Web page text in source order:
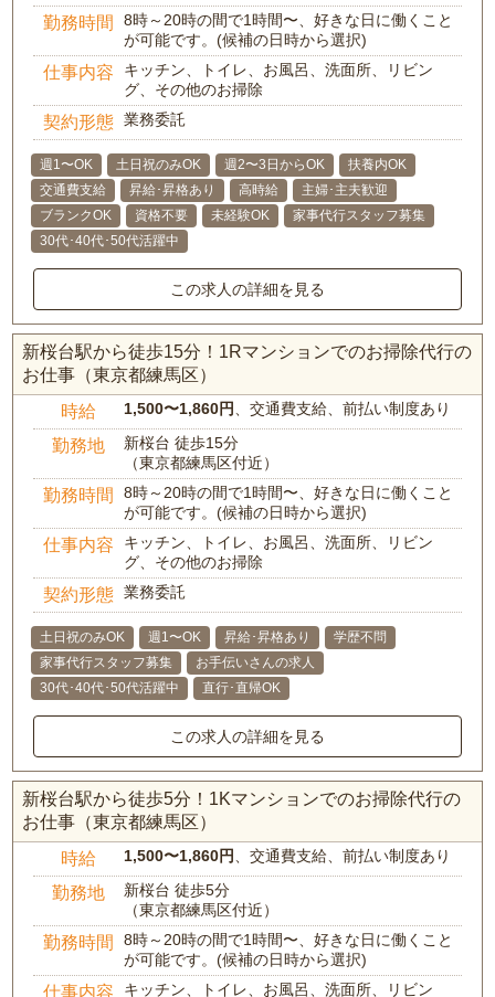
勤務時間
8時～20時の間で1時間〜、好きな日に働くこと
が可能です。(候補の日時から選択)
仕事内容
キッチン、トイレ、お風呂、洗面所、リビン
グ、その他のお掃除
契約形態 業務委託
週1〜OK 土日祝のみOK 週2〜3日からOK
扶養内OK
交通費支給
昇給･昇格あり 高時給
主婦･主夫歓迎
ブランクOK
資格不要 未経験OK
家事代行スタッフ募集
30代･40代･50代活躍中
この求人の詳細を見る
新桜台駅から徒歩15分！1Rマンションでのお掃除代行の
お仕事（東京都練馬区）
時給 1,500〜1,860円 、交通費支給、前払い制度あり
勤務地
新桜台 徒歩15分
（東京都練馬区付近）
勤務時間
8時～20時の間で1時間〜、好きな日に働くこと
が可能です。(候補の日時から選択)
仕事内容
キッチン、トイレ、お風呂、洗面所、リビン
グ、その他のお掃除
契約形態 業務委託
土日祝のみOK 週1〜OK 昇給･昇格あり
学歴不問
家事代行スタッフ募集
お手伝いさんの求人
30代･40代･50代活躍中
直行･直帰OK
この求人の詳細を見る
新桜台駅から徒歩5分！1Kマンションでのお掃除代行の
お仕事（東京都練馬区）
時給 1,500〜1,860円 、交通費支給、前払い制度あり
勤務地
新桜台 徒歩5分
（東京都練馬区付近）
勤務時間
8時～20時の間で1時間〜、好きな日に働くこと
が可能です。(候補の日時から選択)
仕事内容 キッチン、トイレ、お風呂、洗面所、リビン